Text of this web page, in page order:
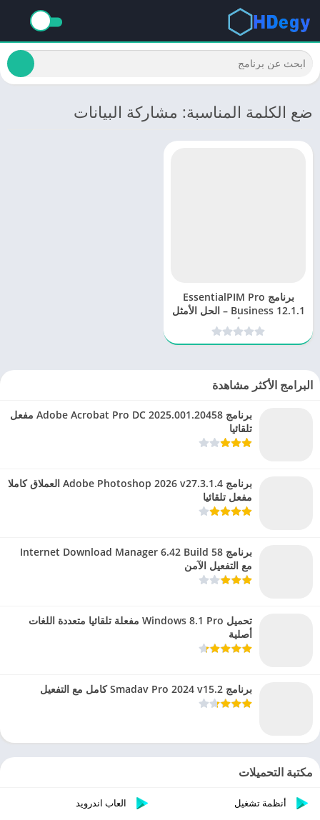
ضع الكلمة المناسبة: مشاركة البيانات
برنامج EssentialPIM Pro
Business 12.1.1 – الحل الأمثل
لإدارة أعمالك
البرامج الأكثر مشاهدة
برنامج Adobe Acrobat Pro DC 2025.001.20458 مفعل
تلقائيا
برنامج Adobe Photoshop 2026 v27.3.1.4 العملاق كاملا
مفعل تلقائيا
برنامج Internet Download Manager 6.42 Build 58
مع التفعيل الآمن
تحميل Windows 8.1 Pro مفعلة تلقائيا متعددة اللغات
أصلية
برنامج Smadav Pro 2024 v15.2 كامل مع التفعيل
مكتبة التحميلات
أنظمة تشغيل العاب اندرويد